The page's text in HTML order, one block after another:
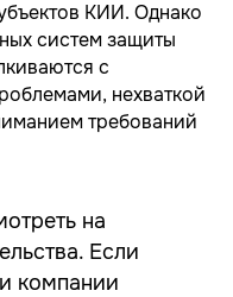
КИИ. Однако
систем защиты
с
нехваткой
требований
на
Если
компании